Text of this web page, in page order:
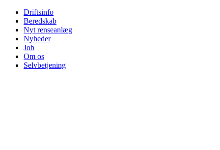
Driftsinfo
Beredskab
Nyt renseanlæg
Nyheder
Job
Om os
Selvbetjening